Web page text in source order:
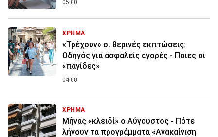
05:00
ΧΡΗΜΑ
«Τρέχουν» οι θερινές εκπτώσεις:
Οδηγός για ασφαλείς αγορές - Ποιες οι
«παγίδες»
04:00
ΧΡΗΜΑ
Μήνας «κλειδί» ο Αύγουστος - Πότε
λήγουν τα προγράμματα «Ανακαίνιση